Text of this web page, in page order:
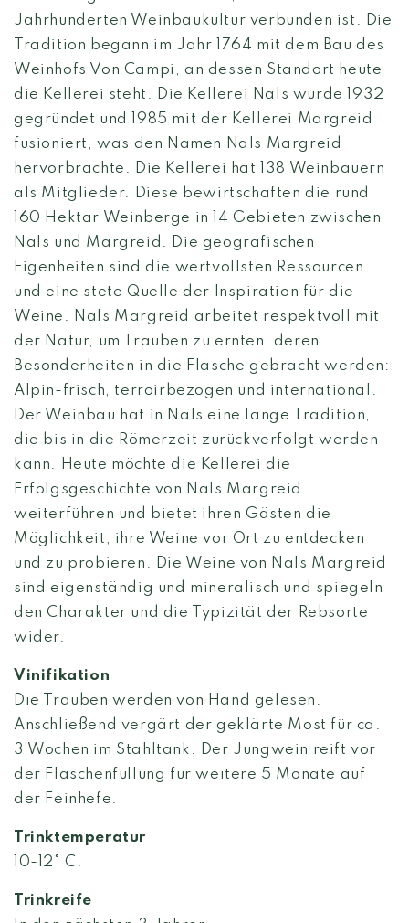
Jahrhunderten Weinbaukultur verbunden ist. Die
Tradition begann im Jahr 1764 mit dem Bau des
Weinhofs Von Campi, an dessen Standort heute
die Kellerei steht. Die Kellerei Nals wurde 1932
gegründet und 1985 mit der Kellerei Margreid
fusioniert, was den Namen Nals Margreid
hervorbrachte. Die Kellerei hat 138 Weinbauern
als Mitglieder. Diese bewirtschaften die rund
160 Hektar Weinberge in 14 Gebieten zwischen
Nals und Margreid. Die geografischen
Eigenheiten sind die wertvollsten Ressourcen
und eine stete Quelle der Inspiration für die
Weine. Nals Margreid arbeitet respektvoll mit
der Natur, um Trauben zu ernten, deren
Besonderheiten in die Flasche gebracht werden:
Alpin-frisch, terroirbezogen und international.
Der Weinbau hat in Nals eine lange Tradition,
die bis in die Römerzeit zurückverfolgt werden
kann. Heute möchte die Kellerei die
Erfolgsgeschichte von Nals Margreid
weiterführen und bietet ihren Gästen die
Möglichkeit, ihre Weine vor Ort zu entdecken
und zu probieren. Die Weine von Nals Margreid
sind eigenständig und mineralisch und spiegeln
den Charakter und die Typizität der Rebsorte
wider.
Vinifikation
Die Trauben werden von Hand gelesen.
Anschließend vergärt der geklärte Most für ca.
3 Wochen im Stahltank. Der Jungwein reift vor
der Flaschenfüllung für weitere 5 Monate auf
der Feinhefe.
Trinktemperatur
10-12° C.
Trinkreife